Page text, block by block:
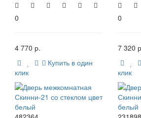
0
4 770 р.
Купить в один
клик
0
7 320
клик